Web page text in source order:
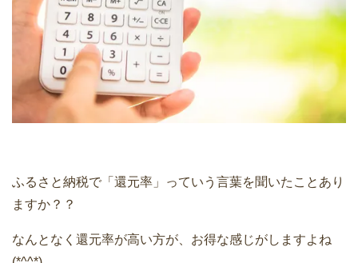
ふるさと納税で「還元率」っていう言葉を聞いたことあり
ますか？？
なんとなく還元率が高い方が、お得な感じがしますよね